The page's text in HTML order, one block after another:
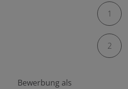
Kontaktformular-Fortschritt
1
2
Bewerbung als